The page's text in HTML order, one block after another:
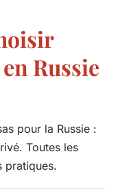
Russie
pour la Russie :
Toutes les
pratiques.